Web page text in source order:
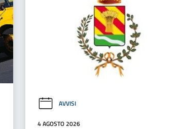
AVVISI
4 AGOSTO 2026